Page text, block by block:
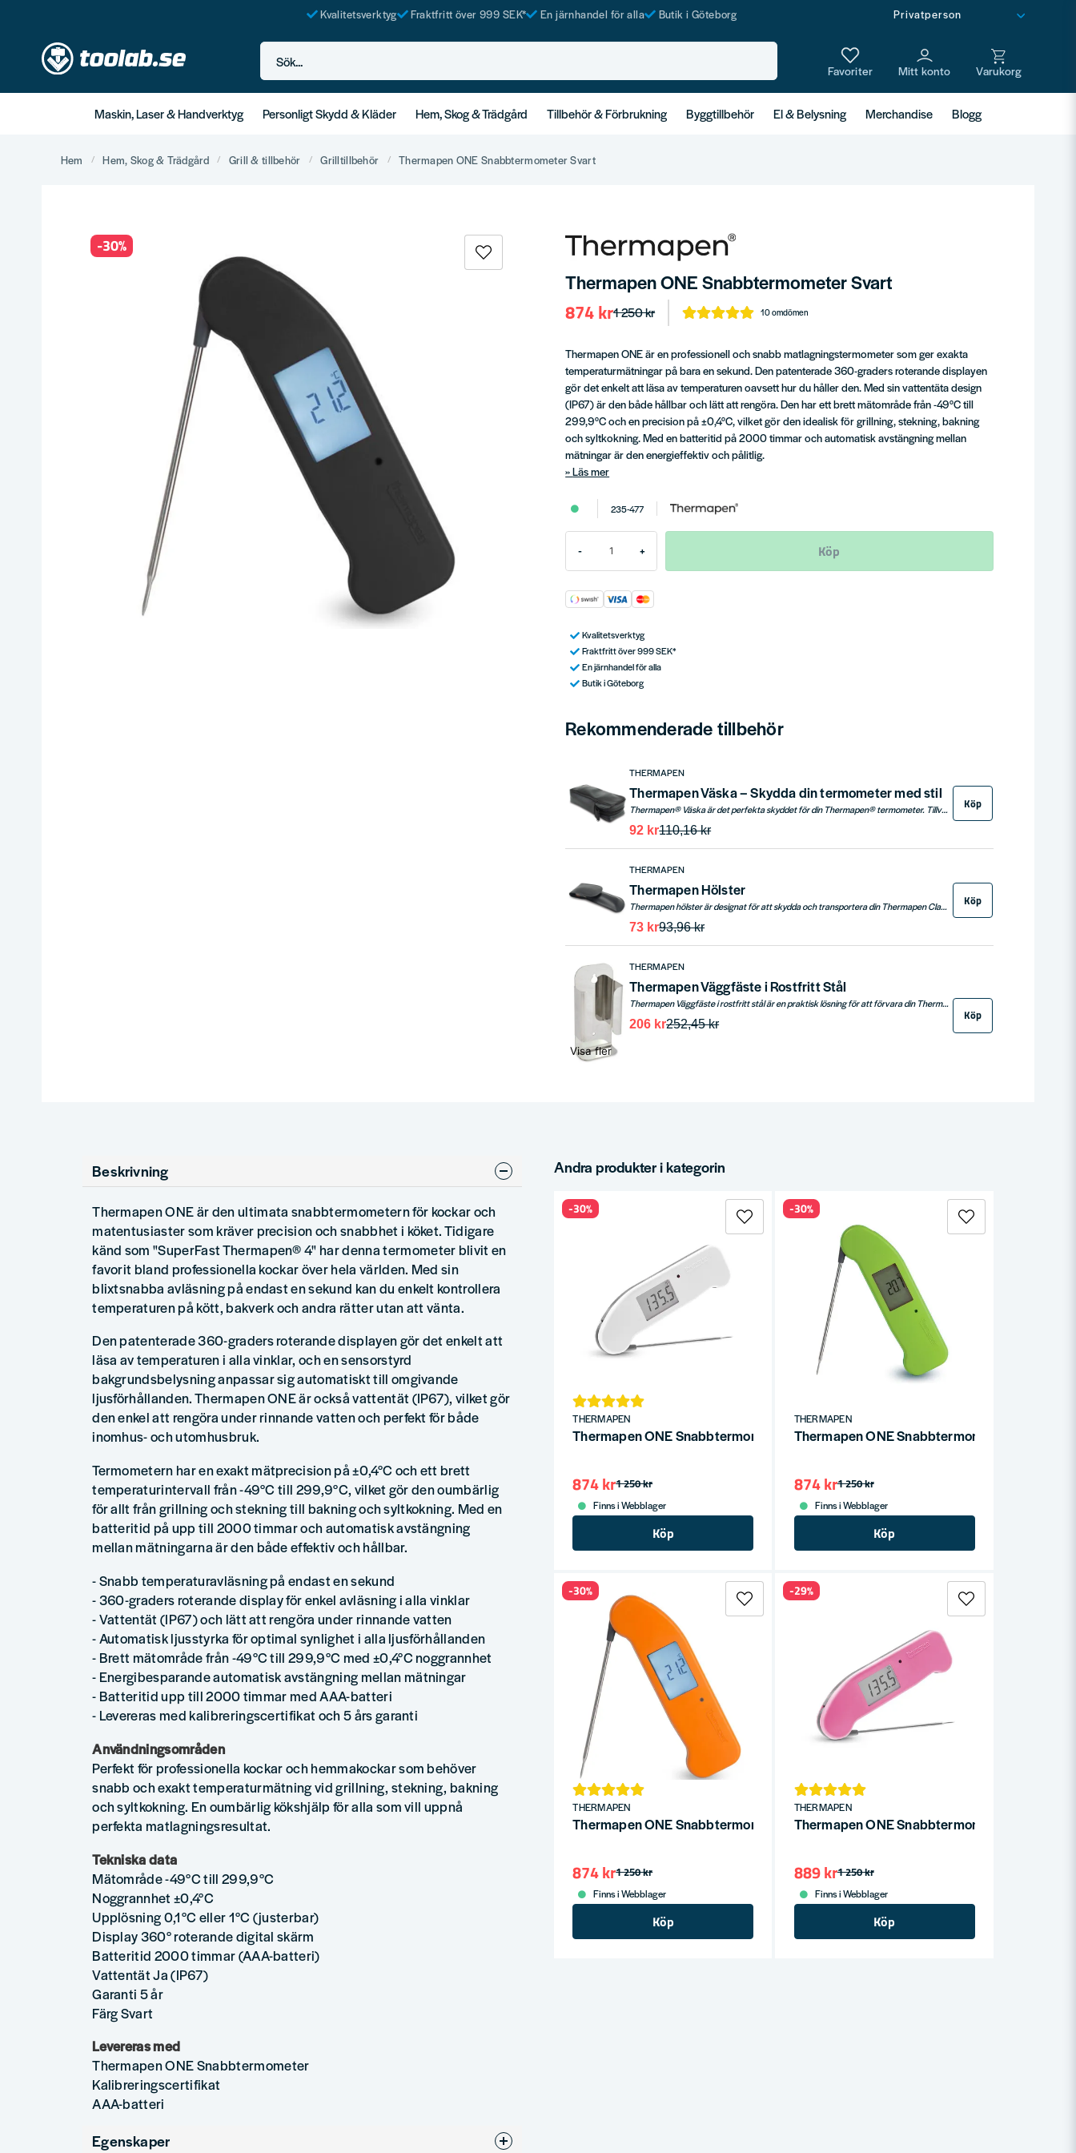
Kvalitetsverktyg Fraktfritt över 999 SEK* En järnhandel för alla Butik i Göteborg
Sök...
Maskin, Laser & Handverktyg Personligt Skydd & Kläder Hem, Skog & Trädgård Tillbehör & Förbrukning Byggtillbehör El & Belysning Merchandise Blogg
Hem Hem, Skog & Trädgård Grill & tillbehör Grilltillbehör Thermapen ONE Snabbtermometer Svart
-30%
Thermapen ONE Snabbtermometer Svart
1 250 kr
874 kr 10 omdömen
Thermapen ONE är en professionell och snabb matlagningstermometer som ger exakta
temperaturmätningar på bara en sekund. Den patenterade 360-graders roterande displayen
gör det enkelt att läsa av temperaturen oavsett hur du håller den. Med sin vattentäta design
(IP67) är den både hållbar och lätt att rengöra. Den har ett brett mätområde från -49°C till
299,9°C och en precision på ±0,4°C, vilket gör den idealisk för grillning, stekning, bakning
och syltkokning. Med en batteritid på 2000 timmar och automatisk avstängning mellan
mätningar är den energieffektiv och pålitlig.
Läs mer
235-477
- + Köp
Kvalitetsverktyg
Fraktfritt över 999 SEK*
En järnhandel för alla
Butik i Göteborg
Rekommenderade tillbehör
THERMAPEN
Thermapen Väska – Skydda din termometer med stil
Thermapen® Väska är det perfekta skyddet för din Thermapen® termometer. Tillverkad av mjukt PVC-imiterat läder erbjuder den ett slitstarkt och stilrent skydd som förlänger livslängden på din termometer. Väskan har en praktisk dragkedja för säker förvaring och en ögla som gör det enkelt att hänga upp eller bära med sig termometern. Med sina kompakta mått på 35 x 65 x 170 mm är den lätt att förvara och transportera, vilket gör den till ett utmärkt tillbehör för både hemmakockar och professionella användare.
110,16 kr
92 kr
Köp
THERMAPEN
Thermapen Hölster
Thermapen hölster är designat för att skydda och transportera din Thermapen Classic eller Professional-termometer. Tillverkat av mjukt PVC-imiterat läder erbjuder det ett tillförlitligt skydd mot vardagliga stötar och repor. Hölstret har en praktisk pressknäppning för enkel förslutning och en bältesögla som gör det smidigt att bära med sig termometern, oavsett om du är på språng eller arbetar i köket. Ett perfekt tillbehör för att förlänga livslängden på din termometer.
93,96 kr
73 kr
Köp
THERMAPEN
Thermapen Väggfäste i Rostfritt Stål
Thermapen Väggfäste i rostfritt stål är en praktisk lösning för att förvara din Thermapen på ett säkert och lättillgängligt sätt. Perfekt för kök, restauranger och laboratorier där snabb åtkomst till din Thermapen är viktig. Fästet är enkelt att montera på väggen och passar både Thermapen Classic och Thermapen Professional. Genom att förvara din Thermapen i detta väggfäste minskar du risken för skador och förlust. Observera att skruvar ej ingår och att fästet inte är kompatibelt med Thermapen-modeller med magnetiskt bakstycke.
252,45 kr
206 kr
Köp
Visa fler
Beskrivning
Thermapen ONE är den ultimata snabbtermometern för kockar och
matentusiaster som kräver precision och snabbhet i köket. Tidigare
känd som "SuperFast Thermapen® 4" har denna termometer blivit en
favorit bland professionella kockar över hela världen. Med sin
blixtsnabba avläsning på endast en sekund kan du enkelt kontrollera
temperaturen på kött, bakverk och andra rätter utan att vänta.
Den patenterade 360-graders roterande displayen gör det enkelt att
läsa av temperaturen i alla vinklar, och en sensorstyrd
bakgrundsbelysning anpassar sig automatiskt till omgivande
ljusförhållanden. Thermapen ONE är också vattentät (IP67), vilket gör
den enkel att rengöra under rinnande vatten och perfekt för både
inomhus- och utomhusbruk.
Termometern har en exakt mätprecision på ±0,4°C och ett brett
temperaturintervall från -49°C till 299,9°C, vilket gör den oumbärlig
för allt från grillning och stekning till bakning och syltkokning. Med en
batteritid på upp till 2000 timmar och automatisk avstängning
mellan mätningarna är den både effektiv och hållbar.
- Snabb temperaturavläsning på endast en sekund
- 360-graders roterande display för enkel avläsning i alla vinklar
- Vattentät (IP67) och lätt att rengöra under rinnande vatten
- Automatisk ljusstyrka för optimal synlighet i alla ljusförhållanden
- Brett mätområde från -49°C till 299,9°C med ±0,4°C noggrannhet
- Energibesparande automatisk avstängning mellan mätningar
- Batteritid upp till 2000 timmar med AAA-batteri
- Levereras med kalibreringscertifikat och 5 års garanti
Användningsområden
Perfekt för professionella kockar och hemmakockar som behöver
snabb och exakt temperaturmätning vid grillning, stekning, bakning
och syltkokning. En oumbärlig kökshjälp för alla som vill uppnå
perfekta matlagningsresultat.
Tekniska data
Mätområde -49°C till 299,9°C
Noggrannhet ±0,4°C
Upplösning 0,1°C eller 1°C (justerbar)
Display 360° roterande digital skärm
Batteritid 2000 timmar (AAA-batteri)
Vattentät Ja (IP67)
Garanti 5 år
Färg Svart
Levereras med
Thermapen ONE Snabbtermometer
Kalibreringscertifikat
AAA-batteri
Egenskaper
Andra produkter i kategorin
THERMAPEN
Thermapen ONE Snabbtermometer Vit
1 250 kr
874 kr
Finns i Webblager
Köp
-30%
THERMAPEN
Thermapen ONE Snabbtermometer Grön
1 250 kr
874 kr
Finns i Webblager
Köp
-30%
THERMAPEN
Thermapen ONE Snabbtermometer Orange
1 250 kr
874 kr
Finns i Webblager
Köp
-30%
THERMAPEN
Thermapen ONE Snabbtermometer Rosa
1 250 kr
889 kr
Finns i Webblager
Köp
-29%